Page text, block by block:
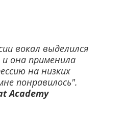
вокал выделился
она применила
на низких
понравилось".
Academy